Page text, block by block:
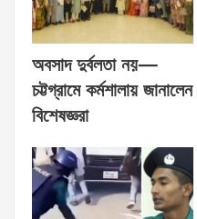
অবসাদ দুর্বলতা নয়—
চট্টগ্রামে কর্মশালায় জানালেন
বিশেষজ্ঞরা